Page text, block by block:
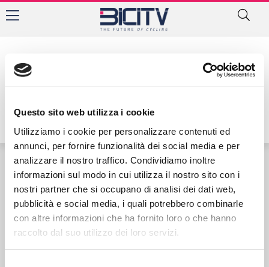
Questo sito web utilizza i cookie
Utilizziamo i cookie per personalizzare contenuti ed
annunci, per fornire funzionalità dei social media e per
analizzare il nostro traffico. Condividiamo inoltre
informazioni sul modo in cui utilizza il nostro sito con i
nostri partner che si occupano di analisi dei dati web,
pubblicità e social media, i quali potrebbero combinarle
con altre informazioni che ha fornito loro o che hanno
raccolto dal suo utilizzo dei loro servizi.
Tag: Filippo Agostini
Contatti Privacy Policy Cookie Policy